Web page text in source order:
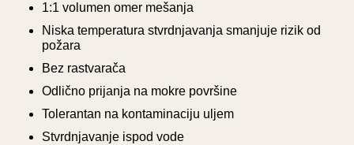
1:1 volumen omer mešanja
Niska temperatura stvrdnjavanja smanjuje rizik od
požara
Bez rastvarača
Odlično prijanja na mokre površine
Tolerantan na kontaminaciju uljem
Stvrdnjavanje ispod vode